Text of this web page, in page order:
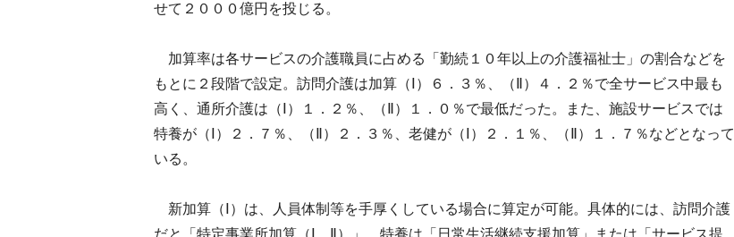
せて２０００億円を投じる。
加算率は各サービスの介護職員に占める「勤続１０年以上の介護福祉士」の割合などを
もとに２段階で設定。訪問介護は加算（Ⅰ）６．３％、（Ⅱ）４．２％で全サービス中最も
高く、通所介護は（Ⅰ）１．２％、（Ⅱ）１．０％で最低だった。また、施設サービスでは
特養が（Ⅰ）２．７％、（Ⅱ）２．３％、老健が（Ⅰ）２．１％、（Ⅱ）１．７％などとなって
いる。
新加算（Ⅰ）は、人員体制等を手厚くしている場合に算定が可能。具体的には、訪問介護
だと「特定事業所加算（Ⅰ、Ⅱ）」、特養は「日常生活継続支援加算」または「サービス提